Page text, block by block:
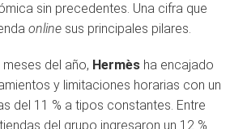
sin precedentes. Una cifra que
online sus principales pilares.
del año, Hermès ha encajado
y limitaciones horarias con un
del 11 % a tipos constantes. Entre
del grupo ingresaron un 12 %